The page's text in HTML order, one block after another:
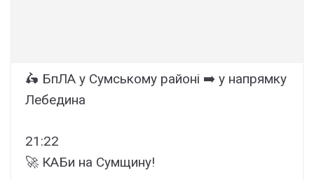
🛵 БпЛА у Сумському районі ➡️ у напрямку
Лебедина
21:22
🚀 КАБи на Сумщину!